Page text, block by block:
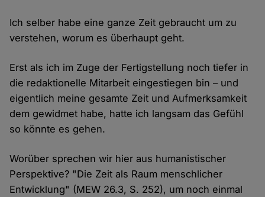
Ich selber habe eine ganze Zeit gebraucht um zu
verstehen, worum es überhaupt geht.
Erst als ich im Zuge der Fertigstellung noch tiefer in
die redaktionelle Mitarbeit eingestiegen bin – und
eigentlich meine gesamte Zeit und Aufmerksamkeit
dem gewidmet habe, hatte ich langsam das Gefühl
so könnte es gehen.
Worüber sprechen wir hier aus humanistischer
Perspektive? "Die Zeit als Raum menschlicher
Entwicklung" (MEW 26.3, S. 252), um noch einmal